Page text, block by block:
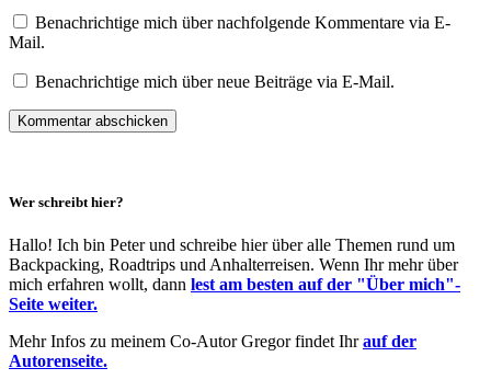
Benachrichtige mich über nachfolgende Kommentare via E-
Mail.
Benachrichtige mich über neue Beiträge via E-Mail.
Wer schreibt hier?
Hallo! Ich bin Peter und schreibe hier über alle Themen rund um
Backpacking, Roadtrips und Anhalterreisen. Wenn Ihr mehr über
mich erfahren wollt, dann lest am besten auf der "Über mich"-
Seite weiter.
Mehr Infos zu meinem Co-Autor Gregor findet Ihrauf der
Autorenseite.